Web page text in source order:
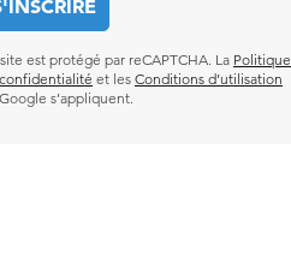
est protégé par reCAPTCHA. La Politique
et les Conditions d’utilisation
s’appliquent.